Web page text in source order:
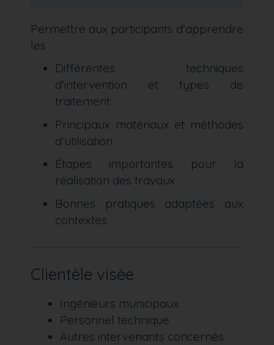
Permettre aux participants d’apprendre
les :
Différentes techniques
d’intervention et types de
traitement
Principaux matériaux et méthodes
d’utilisation
Étapes importantes pour la
réalisation des travaux
Bonnes pratiques adaptées aux
contextes
Clientèle visée
Ingénieurs municipaux
Personnel technique
Autres intervenants concernés